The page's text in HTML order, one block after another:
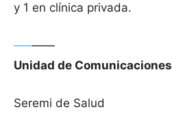
y 1 en clínica privada.
—–——
Unidad de Comunicaciones
Seremi de Salud